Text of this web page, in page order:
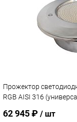
Прожектор
RGB AISI 316
62 945 ₽ / шт